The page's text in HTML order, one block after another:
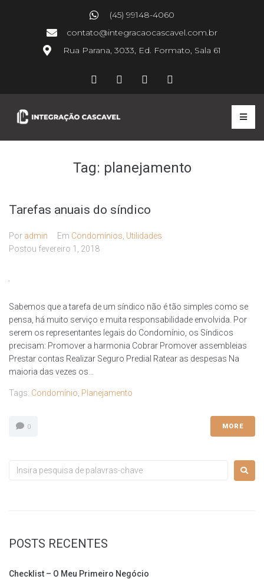
(45) 99148-4060
contato@integracaocascavel.com.br
Rua Parana, 3033, Ed. Formato, Sala 61
Tag: planejamento
Tarefas anuais do síndico
Por admin Em Condomínios Utilidades
Postou fevereiro 1, 2018
Sabemos que a tarefa de um síndico não é tão simples como se
pensa, há muito serviço e muita responsabilidade envolvida. Por
serem os representantes legais do Condomínio, os Síndicos
precisam:​ Promover a harmonia Cobrar Promover assembleias
Prestar contas Realizar Seguro Predial Ratear as despesas Na
maioria das vezes os...
Tags: Condomínio Planejamento
0 MORE
POSTS RECENTES
Checklist – O Meu Primeiro Negócio